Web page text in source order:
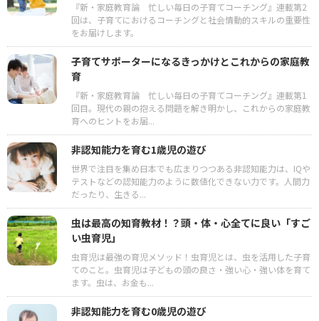
『新・家庭教育論 忙しい毎日の子育てコーチング』連載第2
回は、子育てにおけるコーチングと社会情動的スキルの重要性
をお届けします。
子育てサポーターになるきっかけとこれからの家庭教
育
『新・家庭教育論 忙しい毎日の子育てコーチング』連載第1
回目。現代の親の抱える問題を解き明かし、これからの家庭教
育へのヒントをお届...
非認知能力を育む1歳児の遊び
世界で注目を集め日本でも広まりつつある非認知能力は、IQや
テストなどの認知能力のように数値化できない力です。人間力
だったり、生きる...
虫は最高の知育教材！？頭・体・心全てに良い「すご
い虫育児」
虫育児は最強の育児メソッド！虫育児とは、虫を活用した子育
てのこと。虫育児は子どもの頭の良さ・強い心・強い体を育て
ます。虫は、お金も...
非認知能力を育む0歳児の遊び